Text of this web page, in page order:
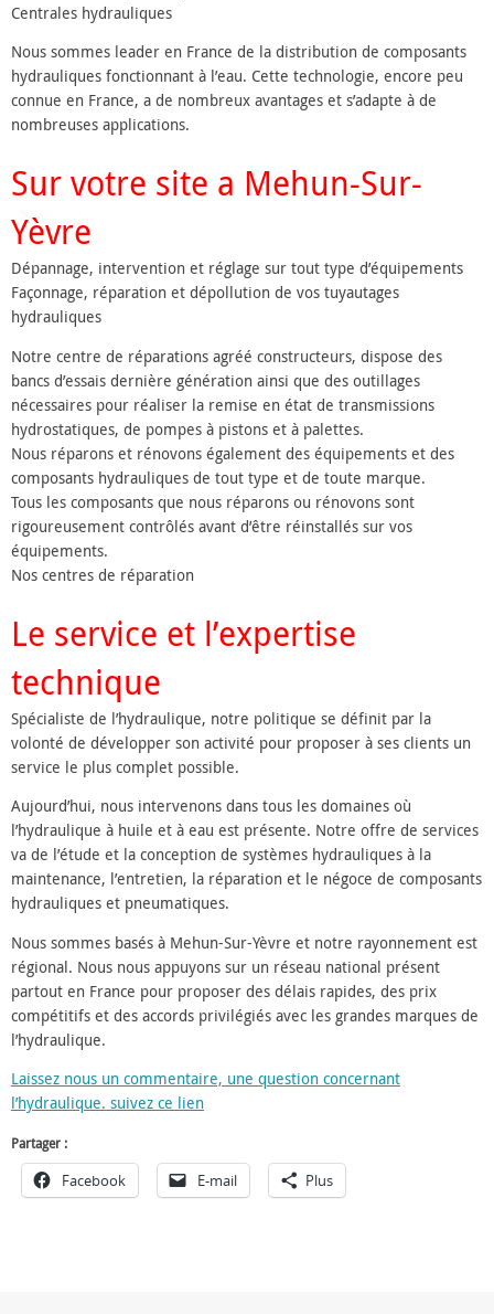
Centrales hydrauliques
Nous sommes leader en France de la distribution de composants
hydrauliques fonctionnant à l’eau. Cette technologie, encore peu
connue en France, a de nombreux avantages et s’adapte à de
nombreuses applications.
Sur votre site a Mehun-Sur-
Yèvre
Dépannage, intervention et réglage sur tout type d’équipements
Façonnage, réparation et dépollution de vos tuyautages
hydrauliques
Notre centre de réparations agréé constructeurs, dispose des
bancs d’essais dernière génération ainsi que des outillages
nécessaires pour réaliser la remise en état de transmissions
hydrostatiques, de pompes à pistons et à palettes.
Nous réparons et rénovons également des équipements et des
composants hydrauliques de tout type et de toute marque.
Tous les composants que nous réparons ou rénovons sont
rigoureusement contrôlés avant d’être réinstallés sur vos
équipements.
Nos centres de réparation
Le service et l’expertise
technique
Spécialiste de l’hydraulique, notre politique se définit par la
volonté de développer son activité pour proposer à ses clients un
service le plus complet possible.
Aujourd’hui, nous intervenons dans tous les domaines où
l’hydraulique à huile et à eau est présente. Notre offre de services
va de l’étude et la conception de systèmes hydrauliques à la
maintenance, l’entretien, la réparation et le négoce de composants
hydrauliques et pneumatiques.
Nous sommes basés à Mehun-Sur-Yèvre et notre rayonnement est
régional. Nous nous appuyons sur un réseau national présent
partout en France pour proposer des délais rapides, des prix
compétitifs et des accords privilégiés avec les grandes marques de
l’hydraulique.
Laissez nous un commentaire, une question concernant
l’hydraulique. suivez ce lien
Partager :
Facebook E-mail Plus